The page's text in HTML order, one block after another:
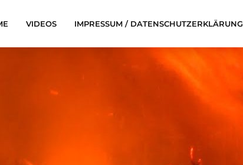
VIDEOS IMPRESSUM / DATENSCHUTZERKLÄRUNG